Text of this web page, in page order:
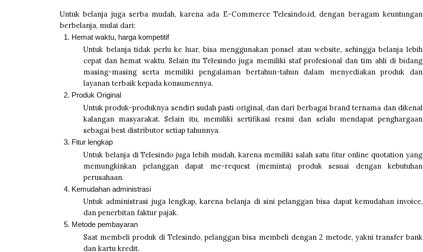
Untuk belanja juga serba mudah, karena ada E-Commerce Telesindo.id, dengan beragam keuntungan
berbelanja, mulai dari:
Hemat waktu, harga kompetitif
Untuk belanja tidak perlu ke luar, bisa menggunakan ponsel atau website, sehingga belanja lebih
cepat dan hemat waktu. Selain itu Telesindo juga memiliki staf profesional dan tim ahli di bidang
masing-masing serta memiliki pengalaman bertahun-tahun dalam menyediakan produk dan
layanan terbaik kepada konsumennya.
Produk Original
Untuk produk-produknya sendiri sudah pasti original, dan dari berbagai brand ternama dan dikenal
kalangan masyarakat. Selain itu, memiliki sertifikasi resmi dan selalu mendapat penghargaan
sebagai best distributor setiap tahunnya.
Fitur lengkap
Untuk belanja di Telesindo juga lebih mudah, karena memiliki salah satu fitur online quotation yang
memungkinkan pelanggan dapat me-request (meminta) produk sesuai dengan kebutuhan
perusahaan.
Kemudahan administrasi
Untuk administrasi juga lengkap, karena belanja di sini pelanggan bisa dapat kemudahan invoice,
dan penerbitan faktur pajak.
Metode pembayaran
Saat membeli produk di Telesindo, pelanggan bisa membeli dengan 2 metode, yakni transfer bank
dan kartu kredit.